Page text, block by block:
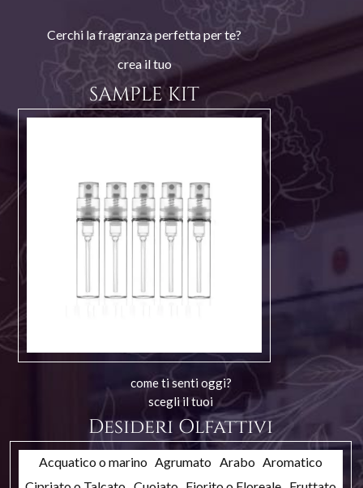
Cerchi la fragranza perfetta per te?
crea il tuo
SAMPLE KIT
come ti senti oggi?
scegli il tuoi
Desideri Olfattivi
Acquatico o marino Agrumato Arabo Aromatico